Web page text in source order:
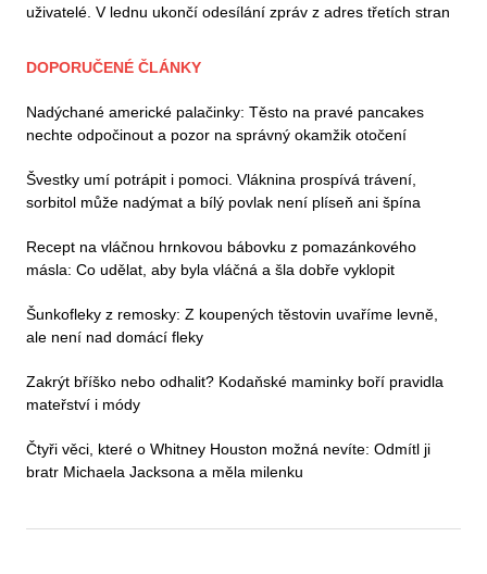
uživatelé. V lednu ukončí odesílání zpráv z adres třetích stran
DOPORUČENÉ ČLÁNKY
Nadýchané americké palačinky: Těsto na pravé pancakes
nechte odpočinout a pozor na správný okamžik otočení
Švestky umí potrápit i pomoci. Vláknina prospívá trávení,
sorbitol může nadýmat a bílý povlak není plíseň ani špína
Recept na vláčnou hrnkovou bábovku z pomazánkového
másla: Co udělat, aby byla vláčná a šla dobře vyklopit
Šunkofleky z remosky: Z koupených těstovin uvaříme levně,
ale není nad domácí fleky
Zakrýt bříško nebo odhalit? Kodaňské maminky boří pravidla
mateřství i módy
Čtyři věci, které o Whitney Houston možná nevíte: Odmítl ji
bratr Michaela Jacksona a měla milenku